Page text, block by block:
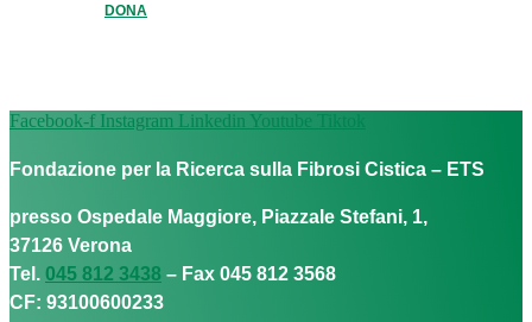
DONA
Facebook-f Instagram Linkedin Youtube Tiktok
Fondazione per la Ricerca sulla Fibrosi Cistica – ETS
presso Ospedale Maggiore, Piazzale Stefani, 1,
37126 Verona
Tel. 045 812 3438 – Fax 045 812 3568
CF: 93100600233